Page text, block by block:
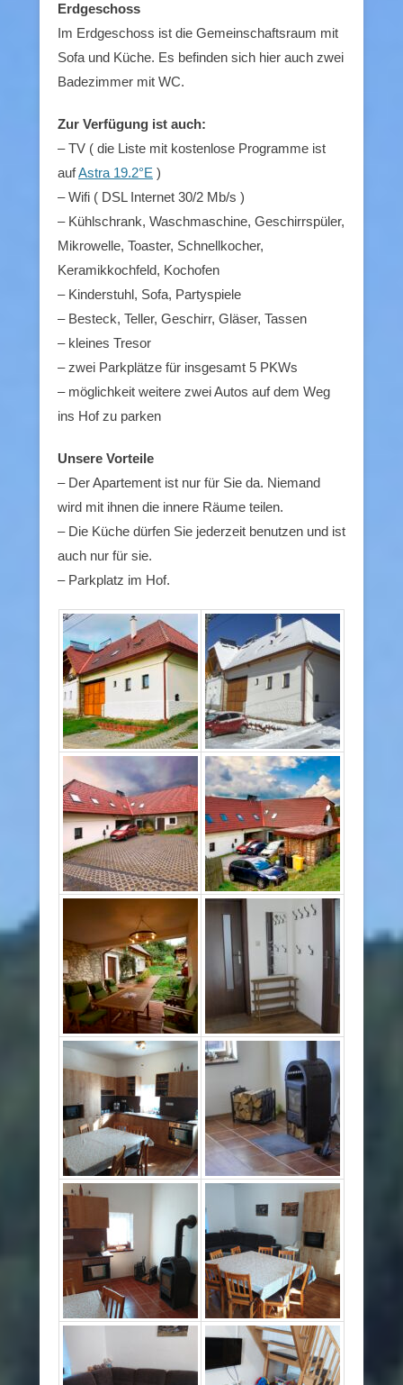
Erdgeschoss
Im Erdgeschoss ist die Gemeinschaftsraum mit
Sofa und Küche. Es befinden sich hier auch zwei
Badezimmer mit WC.
Zur Verfügung ist auch:
– TV ( die Liste mit kostenlose Programme ist
aufAstra 19.2°E )
– Wifi ( DSL Internet 30/2 Mb/s )
– Kühlschrank, Waschmaschine, Geschirrspüler,
Mikrowelle, Toaster, Schnellkocher,
Keramikkochfeld, Kochofen
– Kinderstuhl, Sofa, Partyspiele
– Besteck, Teller, Geschirr, Gläser, Tassen
– kleines Tresor
– zwei Parkplätze für insgesamt 5 PKWs
– möglichkeit weitere zwei Autos auf dem Weg
ins Hof zu parken
Unsere Vorteile
– Der Apartement ist nur für Sie da. Niemand
wird mit ihnen die innere Räume teilen.
– Die Küche dürfen Sie jederzeit benutzen und ist
auch nur für sie.
– Parkplatz im Hof.